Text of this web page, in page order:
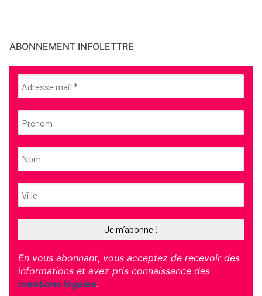
ABONNEMENT INFOLETTRE
En vous abonnant, vous acceptez de recevoir des
informations et avez pris connaissance des
mentions légales.